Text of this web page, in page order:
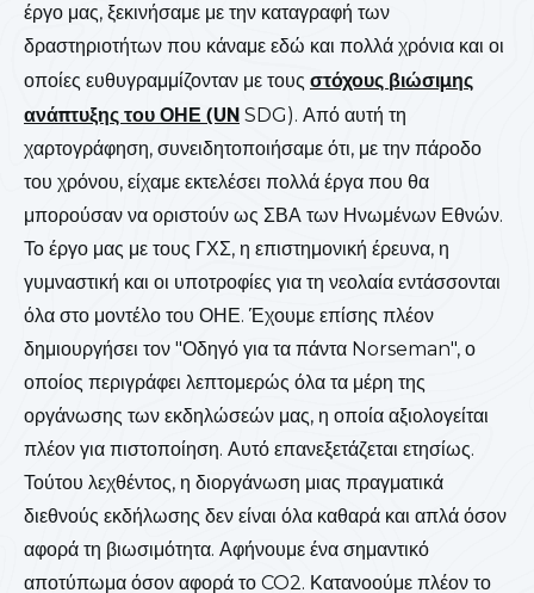
έργο μας, ξεκινήσαμε με την καταγραφή των
δραστηριοτήτων που κάναμε εδώ και πολλά χρόνια και οι
οποίες ευθυγραμμίζονταν με τους στόχους βιώσιμης
ανάπτυξης του ΟΗΕ (UN SDG). Από αυτή τη
χαρτογράφηση, συνειδητοποιήσαμε ότι, με την πάροδο
του χρόνου, είχαμε εκτελέσει πολλά έργα που θα
μπορούσαν να οριστούν ως ΣΒΑ των Ηνωμένων Εθνών.
Το έργο μας με τους ΓΧΣ, η επιστημονική έρευνα, η
γυμναστική και οι υποτροφίες για τη νεολαία εντάσσονται
όλα στο μοντέλο του ΟΗΕ. Έχουμε επίσης πλέον
δημιουργήσει τον "Οδηγό για τα πάντα Norseman", ο
οποίος περιγράφει λεπτομερώς όλα τα μέρη της
οργάνωσης των εκδηλώσεών μας, η οποία αξιολογείται
πλέον για πιστοποίηση. Αυτό επανεξετάζεται ετησίως.
Τούτου λεχθέντος, η διοργάνωση μιας πραγματικά
διεθνούς εκδήλωσης δεν είναι όλα καθαρά και απλά όσον
αφορά τη βιωσιμότητα. Αφήνουμε ένα σημαντικό
αποτύπωμα όσον αφορά το CO2. Κατανοούμε πλέον το